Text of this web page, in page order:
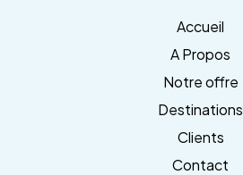
Accueil
A Propos
Notre offre
Destinations
Clients
Contact